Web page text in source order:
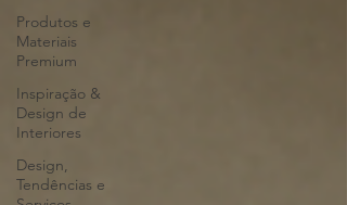
Produtos e
Materiais
Premium
Inspiração &
Design de
Interiores
Design,
Tendências e